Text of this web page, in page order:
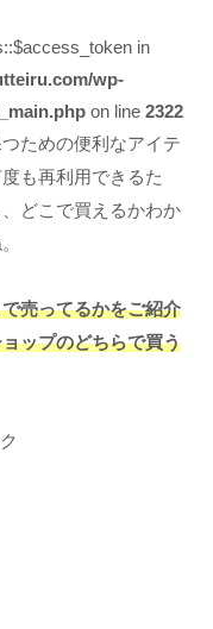
in
wp-
on line 2322
ための便利なアイテ
も再利用できるた
どこで買えるかわか
売ってるかをご紹介
ップのどちらで買う